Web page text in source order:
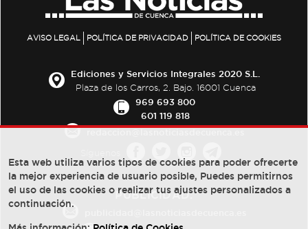
AVISO LEGAL POLÍTICA DE PRIVACIDAD POLÍTICA DE COOKIES
Ediciones y Servicios Integrales 2020 S.L.
Plaza de los Carros, 2. Bajo. 16001 Cuenca
969 693 800
601 119 818
PUBLICIDAD:
Esta web utiliza varios tipos de cookies para poder ofrecerte
la mejor experiencia de usuario posible, Puedes permitirnos
el uso de las cookies o realizar tus ajustes personalizados a
continuación.